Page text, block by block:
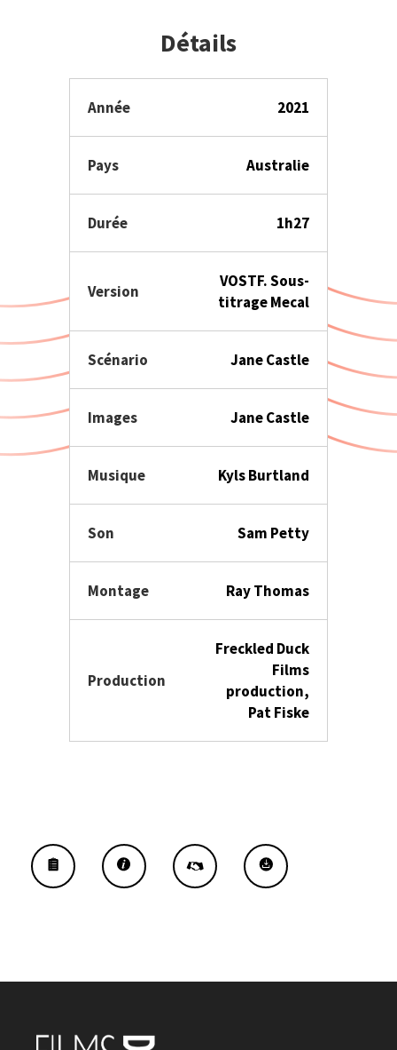
Détails
Année 2021
Pays Australie
Durée 1h27
Version
VOSTF. Sous-
titrage Mecal
Scénario Jane Castle
Images Jane Castle
Musique Kyls Burtland
Son Sam Petty
Montage Ray Thomas
Production
Freckled Duck
Films
production,
Pat Fiske